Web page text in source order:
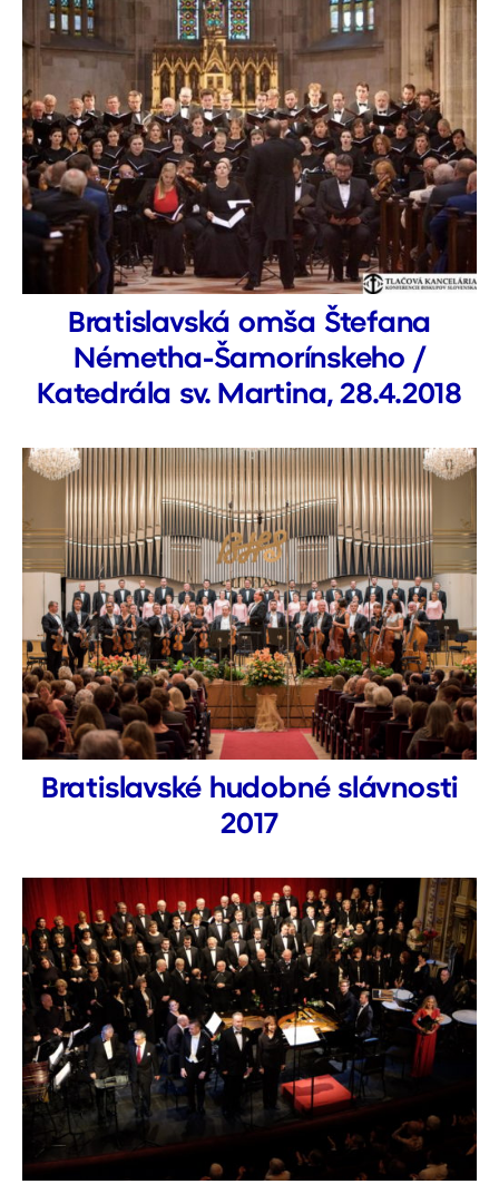
Bratislavská omša Štefana
Németha-Šamorínskeho /
Katedrála sv. Martina, 28.4.2018
Bratislavské hudobné slávnosti
2017